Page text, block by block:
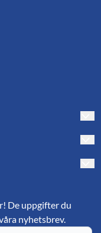
De uppgifter du
nyhetsbrev.